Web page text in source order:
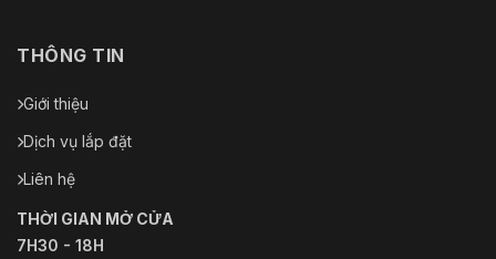
THÔNG TIN
Giới thiệu
Dịch vụ lắp đặt
Liên hệ
THỜI GIAN MỞ CỬA
7H30 - 18H